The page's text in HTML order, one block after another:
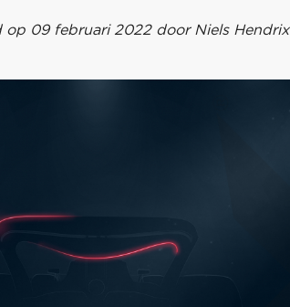
op 09 februari 2022 door Niels Hendrix